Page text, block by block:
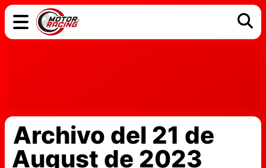
Archivo del 21 de
August de 2023